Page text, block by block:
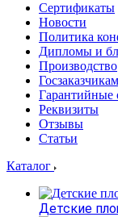
Сертификаты
Новости
Политика
Дипломы и
Производство
Госзаказчикам
Гарантийные
Реквизиты
Отзывы
Статьи
Каталог
Детские